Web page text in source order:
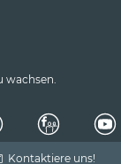
wachsen.
Kontaktiere uns!